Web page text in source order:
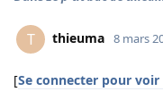
T thieuma 8 mars
[Se connecter pour voir